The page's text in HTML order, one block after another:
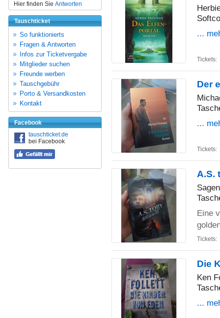
Hier finden Sie Antworten
Tauschticket
So funktionierts
Fragen & Antworten
Infos zur Ticketvergabe
Mitglieder suchen
Freunde werben
Tauschgebühr
Porto & Versandkosten
Kontakt
Facebook
tauschticket.de
bei Facebook
...
Tickets:
Der
...
Tickets:
A.S.
Eine
Tickets:
Die
Ken
...